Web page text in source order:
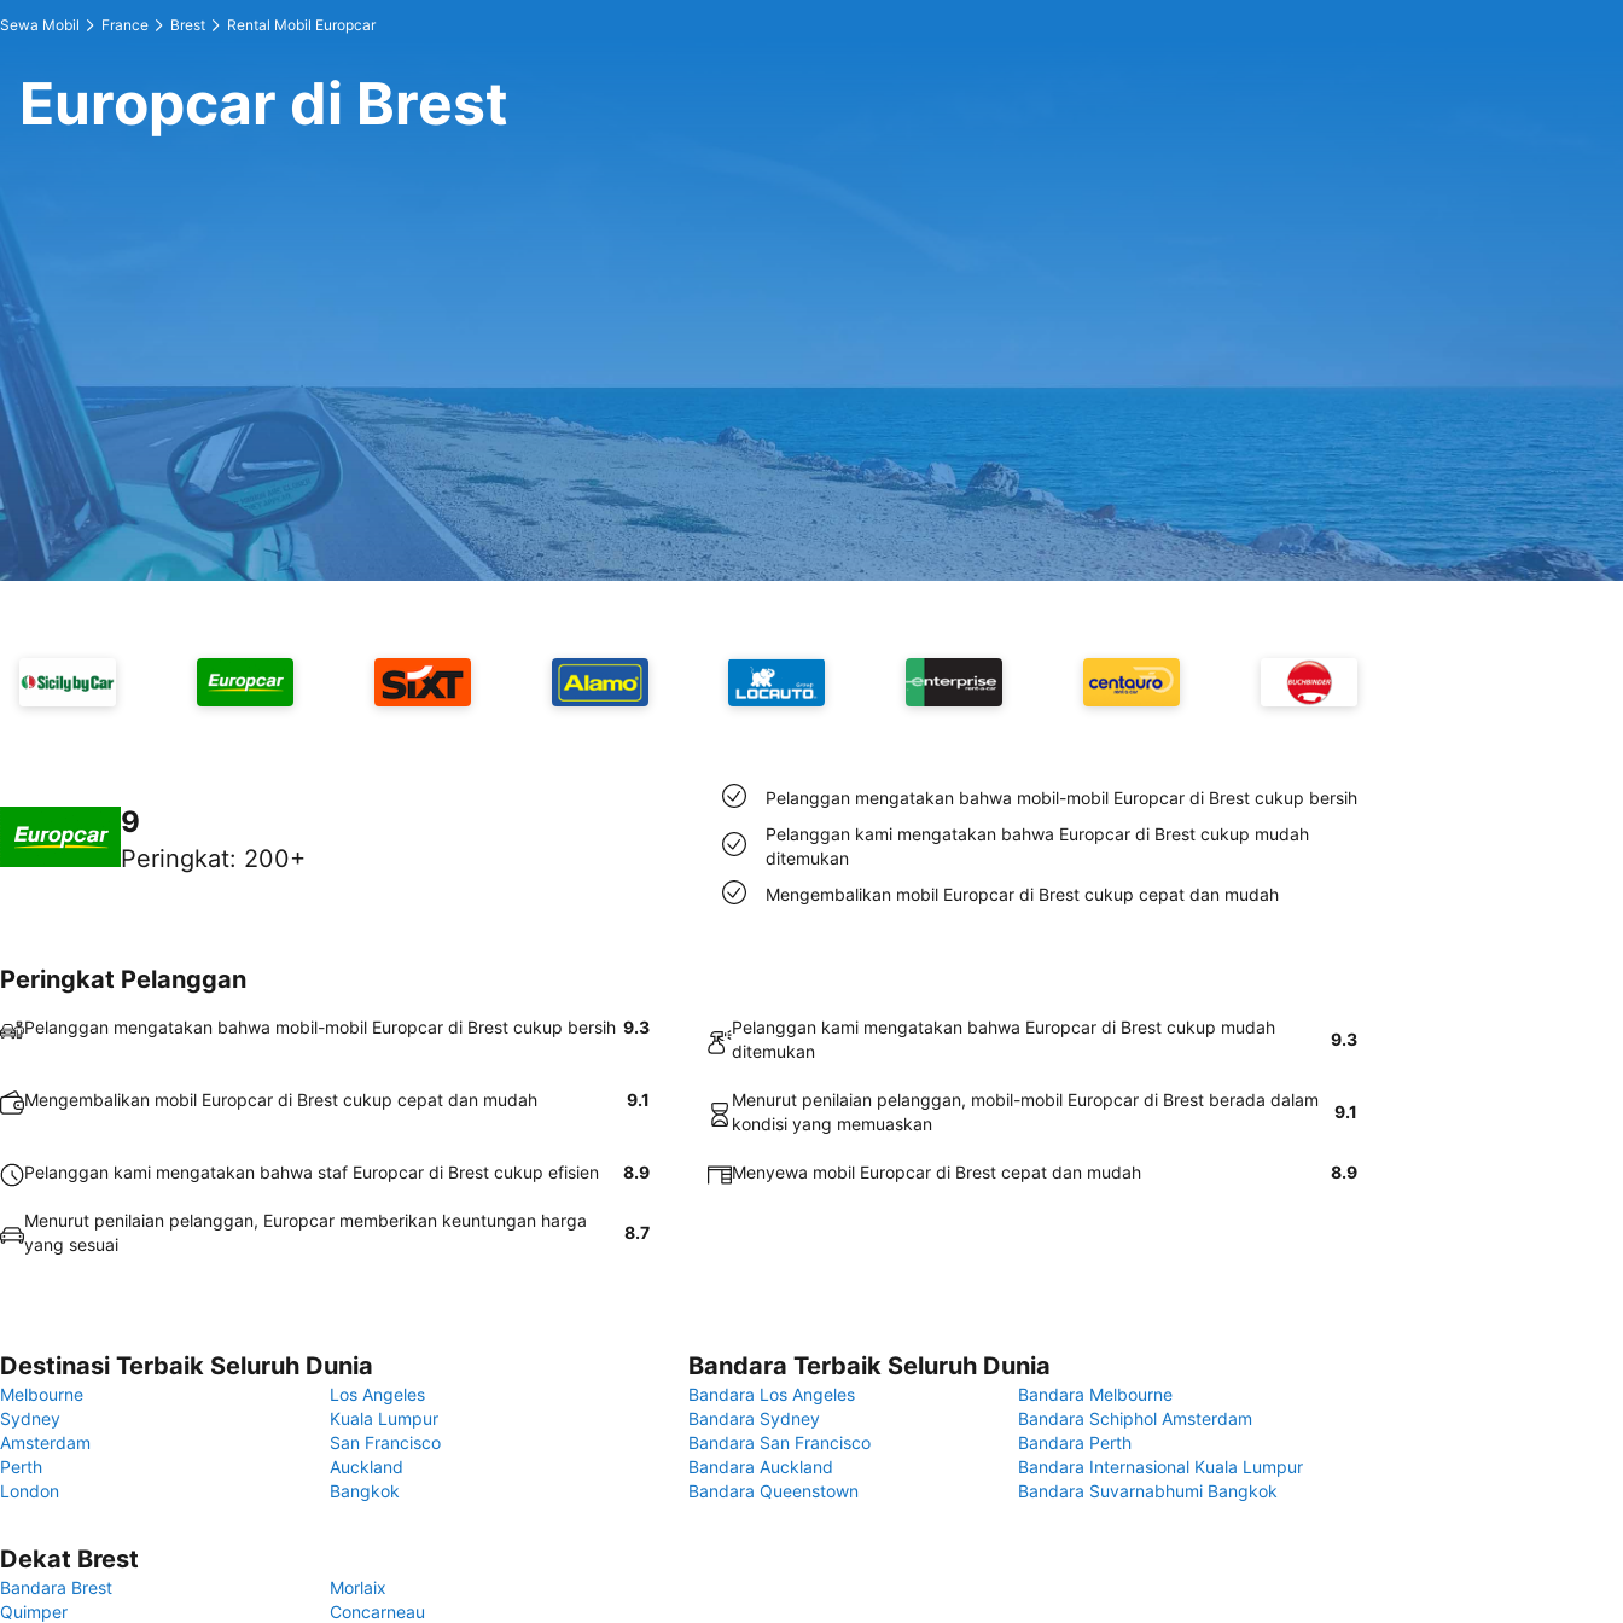
Sewa Mobil France Brest Rental Mobil Europcar
Europcar di Brest
9
Peringkat: 200+
Pelanggan mengatakan bahwa mobil-mobil Europcar di Brest cukup bersih
Pelanggan kami mengatakan bahwa Europcar di Brest cukup mudah
ditemukan
Mengembalikan mobil Europcar di Brest cukup cepat dan mudah
Peringkat Pelanggan
Pelanggan mengatakan bahwa mobil-mobil Europcar di Brest cukup bersih 9.3
Pelanggan kami mengatakan bahwa Europcar di Brest cukup mudah
ditemukan
9.3
Mengembalikan mobil Europcar di Brest cukup cepat dan mudah 9.1
Menurut penilaian pelanggan, mobil-mobil Europcar di Brest berada dalam
kondisi yang memuaskan
9.1
Pelanggan kami mengatakan bahwa staf Europcar di Brest cukup efisien 8.9 Menyewa mobil Europcar di Brest cepat dan mudah 8.9
Menurut penilaian pelanggan, Europcar memberikan keuntungan harga
yang sesuai
8.7
Destinasi Terbaik Seluruh Dunia
Melbourne
Los Angeles
Sydney
Kuala Lumpur
Amsterdam
San Francisco
Perth
Auckland
London
Bangkok
Bandara Terbaik Seluruh Dunia
Bandara Los Angeles
Bandara Melbourne
Bandara Sydney
Bandara Schiphol Amsterdam
Bandara San Francisco
Bandara Perth
Bandara Auckland
Bandara Internasional Kuala Lumpur
Bandara Queenstown
Bandara Suvarnabhumi Bangkok
Dekat Brest
Bandara Brest
Morlaix
Quimper
Concarneau